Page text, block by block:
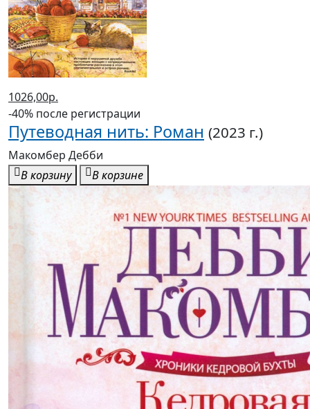
1026,00р.
-40% после регистрации
Путеводная нить: Роман
Макомбер Дебби
В корзину
В корзине